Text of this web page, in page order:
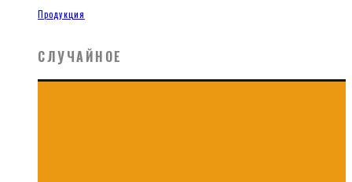
Продукция
СЛУЧАЙНОЕ